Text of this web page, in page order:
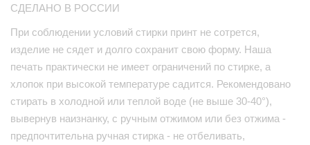
СДЕЛАНО В РОССИИ
При соблюдении условий стирки принт не сотрется,
изделие не сядет и долго сохранит свою форму. Наша
печать практически не имеет ограничений по стирке, а
хлопок при высокой температуре садится. Рекомендовано
стирать в холодной или теплой воде (не выше 30-40°),
вывернув наизнанку, с ручным отжимом или без отжима -
предпочтительна ручная стирка - не отбеливать,